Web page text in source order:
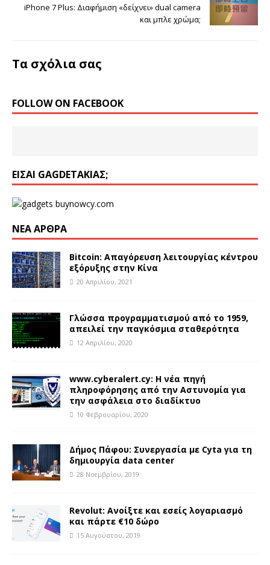
iPhone 7 Plus: Διαφήμιση «δείχνει» dual camera
και μπλε χρώμα;
Τα σχόλια σας
FOLLOW ON FACEBOOK
ΕΊΣΑΙ GAGDETΆΚΙΑΣ;
ΝΈΑ ΆΡΘΡΑ
Bitcoin: Απαγόρευση λειτουργίας κέντρου
εξόρυξης στην Κίνα
20 Απριλίου, 2021
Γλώσσα προγραμματισμού από το 1959,
απειλεί την παγκόσμια σταθερότητα
12 Απριλίου, 2020
www.cyberalert.cy: Η νέα πηγή
πληροφόρησης από την Αστυνομία για
την ασφάλεια στο διαδίκτυο
10 Φεβρουαρίου, 2020
Δήμος Πάφου: Συνεργασία με Cyta για τη
δημιουργία data center
28 Νοεμβρίου, 2019
Revolut: Ανοίξτε και εσείς λογαριασμό
και πάρτε €10 δώρο
15 Αυγούστου, 2019